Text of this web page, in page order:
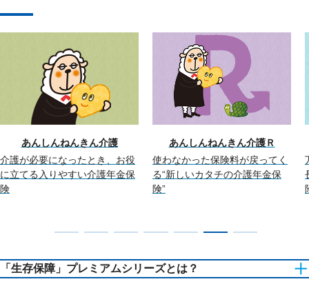
あんしんねんきん介護
介護が必要になったとき、お役
に立てる入りやすい介護年金保
険
あんしんねんきん介護Ｒ
使わなかった保険料が戻ってく
る“新しいカタチの介護年金保
険”
「生存保障」プレミアムシリーズとは？